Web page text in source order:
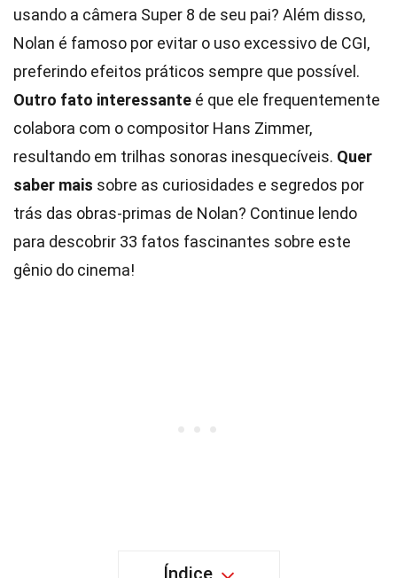
usando a câmera Super 8 de seu pai? Além disso,
Nolan é famoso por evitar o uso excessivo de CGI,
preferindo efeitos práticos sempre que possível.
Outro fato interessante é que ele frequentemente
colabora com o compositor Hans Zimmer,
resultando em trilhas sonoras inesquecíveis. Quer
saber mais sobre as curiosidades e segredos por
trás das obras-primas de Nolan? Continue lendo
para descobrir 33 fatos fascinantes sobre este
gênio do cinema!
Índice